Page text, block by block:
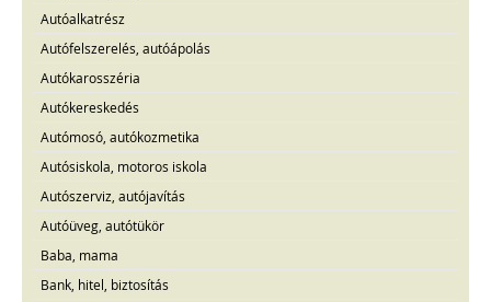
Autóalkatrész
Autófelszerelés, autóápolás
Autókarosszéria
Autókereskedés
Autómosó, autókozmetika
Autósiskola, motoros iskola
Autószerviz, autójavítás
Autóüveg, autótükör
Baba, mama
Bank, hitel, biztosítás